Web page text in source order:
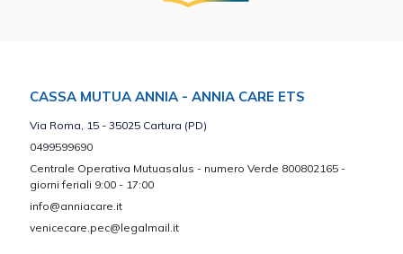
CASSA MUTUA ANNIA - ANNIA CARE ETS
Via Roma, 15 - 35025 Cartura (PD)
0499599690
Centrale Operativa Mutuasalus - numero Verde 800802165 -
giorni feriali 9:00 - 17:00
info@anniacare.it
venicecare.pec@legalmail.it